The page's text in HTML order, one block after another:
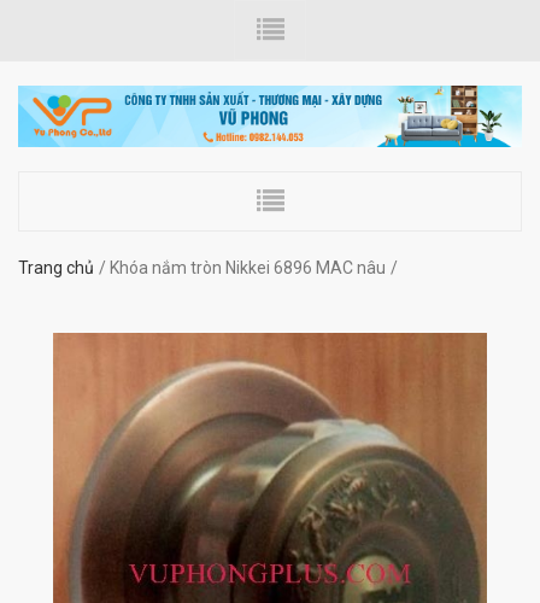
Trang chủ Khóa nắm tròn Nikkei 6896 MAC nâu